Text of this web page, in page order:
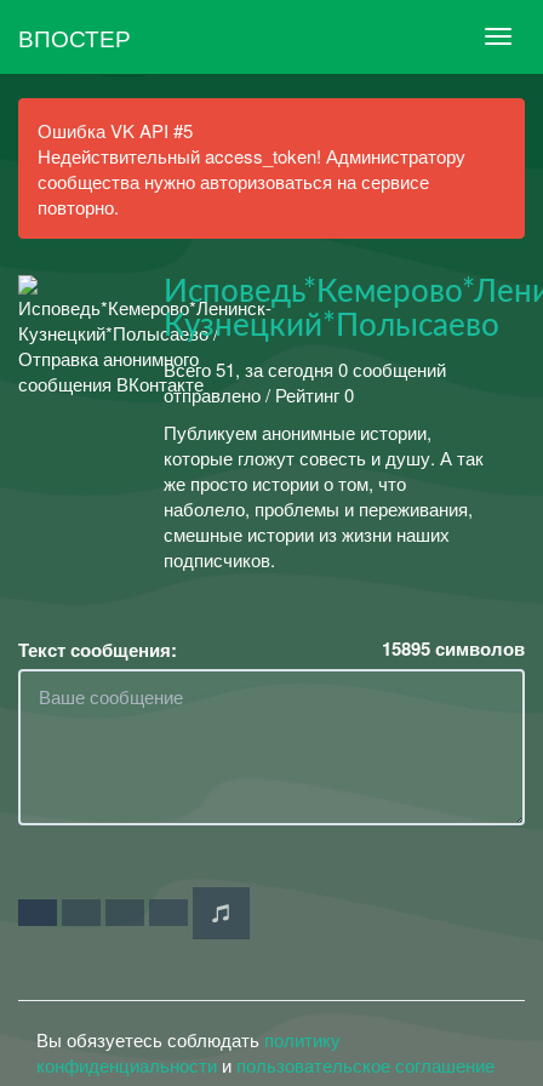
ВПОСТЕР
Ошибка VK API #5
Недействительный access_token! Администратору
сообщества нужно авторизоваться на сервисе
повторно.
Кузнецкий*Полысаево
Всего 51, за сегодня 0 сообщений
отправлено / Рейтинг 0
Публикуем анонимные истории,
которые гложут совесть и душу. А так
же просто истории о том, что
наболело, проблемы и переживания,
смешные истории из жизни наших
подписчиков.
Текст сообщения: 15895символов
Вы обязуетесь соблюдать политику
конфиденциальности и пользовательское соглашение